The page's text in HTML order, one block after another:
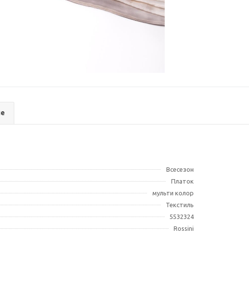
Всесезон
Платок
мульти колор
Текстиль
5532324
Rossini